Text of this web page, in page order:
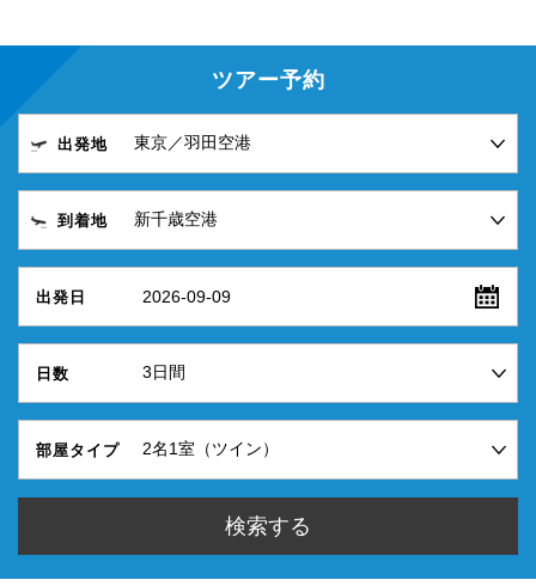
ツアー予約
出発地
到着地
出発日 2026-09-09
日数
部屋タイプ